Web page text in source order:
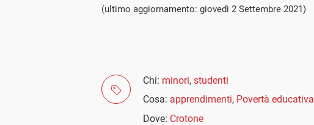
(ultimo aggiornamento: giovedì 2 Settembre 2021)
Chi: minori, studenti
Cosa: apprendimenti, Povertà educativa
Dove: Crotone